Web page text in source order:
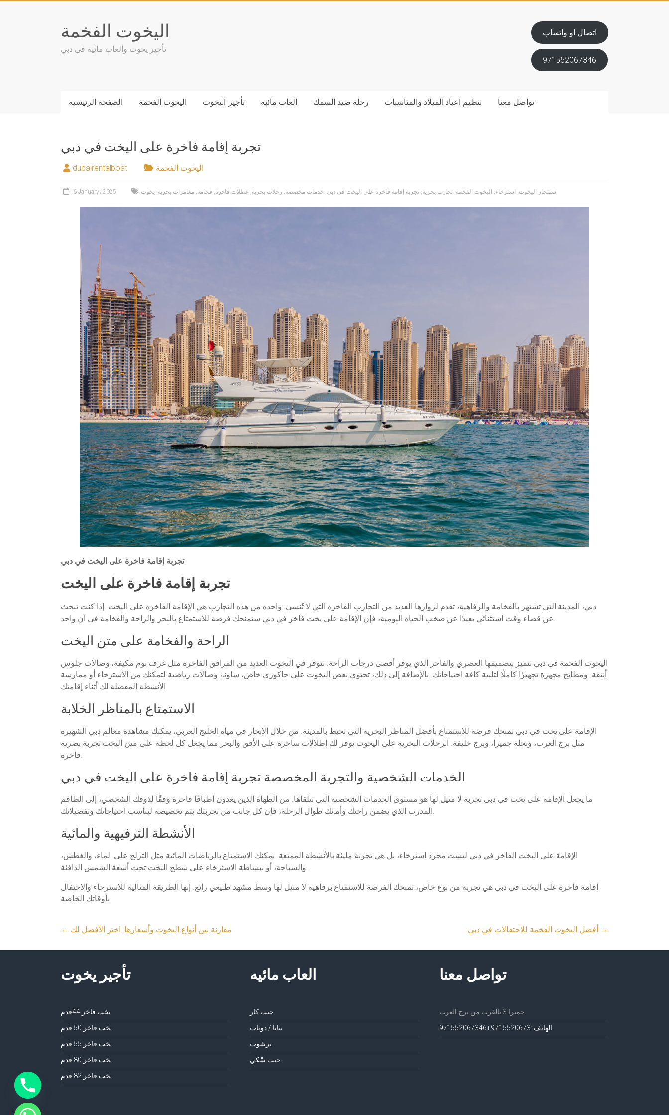
اليخوت الفخمة
تأجير يخوت وألعاب مائية في دبي
اتصال او واتساب
971552067346
الصفحه الرئيسيه اليخوت الفخمة تأجير-اليخوت العاب مائيه رحلة صيد السمك تنظيم اعياد الميلاد والمناسبات تواصل معنا
تجربة إقامة فاخرة على اليخت في دبي
dubairentalboat اليخوت الفخمة
6 January، 2025 استئجار اليخوت, استرخاء, اليخوت الفخمة, تجارب بحرية, تجربة إقامة فاخرة على اليخت في دبي, خدمات مخصصة, رحلات بحرية, عطلات فاخرة, فخامة, مغامرات بحرية, يخوت
تجربة إقامة فاخرة على اليخت في دبي
تجربة إقامة فاخرة على اليخت
دبي، المدينة التي تشتهر بالفخامة والرفاهية، تقدم لزوارها العديد من التجارب الفاخرة التي لا تُنسى. واحدة من هذه التجارب هي الإقامة الفاخرة على اليخت. إذا كنت تبحث
عن قضاء وقت استثنائي بعيدًا عن صخب الحياة اليومية، فإن الإقامة على يخت فاخر في دبي ستمنحك فرصة للاستمتاع بالبحر والراحة والفخامة في آن واحد.
الراحة والفخامة على متن اليخت
اليخوت الفخمة في دبي تتميز بتصميمها العصري والفاخر الذي يوفر أقصى درجات الراحة. تتوفر في اليخوت العديد من المرافق الفاخرة مثل غرف نوم مكيفة، وصالات جلوس
أنيقة. ومطابخ مجهزة تجهيزًا كاملًا لتلبية كافة احتياجاتك. بالإضافة إلى ذلك، تحتوي بعض اليخوت على جاكوزي خاص، ساونا، وصالات رياضية لتمكنك من الاسترخاء أو ممارسة
الأنشطة المفضلة لك أثناء إقامتك.
الاستمتاع بالمناظر الخلابة
الإقامة على يخت في دبي تمنحك فرصة للاستمتاع بأفضل المناظر البحرية التي تحيط بالمدينة. من خلال الإبحار في مياه الخليج العربي، يمكنك مشاهدة معالم دبي الشهيرة
مثل برج العرب، ونخلة جميرا، وبرج خليفة. الرحلات البحرية على اليخوت توفر لك إطلالات ساحرة على الأفق والبحر مما يجعل كل لحظة على متن اليخت تجربة بصرية
فاخرة.
الخدمات الشخصية والتجربة المخصصة تجربة إقامة فاخرة على اليخت في دبي
ما يجعل الإقامة على يخت في دبي تجربة لا مثيل لها هو مستوى الخدمات الشخصية التي تتلقاها. من الطهاة الذين يعدون أطباقًا فاخرة وفقًا لذوقك الشخصي، إلى الطاقم
المدرب الذي يضمن راحتك وأمانك طوال الرحلة، فإن كل جانب من تجربتك يتم تخصيصه ليناسب احتياجاتك وتفضيلاتك.
الأنشطة الترفيهية والمائية
الإقامة على اليخت الفاخر في دبي ليست مجرد استرخاء، بل هي تجربة مليئة بالأنشطة الممتعة. يمكنك الاستمتاع بالرياضات المائية مثل التزلج على الماء، والغطس،
والسباحة، أو ببساطة الاسترخاء على سطح اليخت تحت أشعة الشمس الدافئة.
إقامة فاخرة على اليخت في دبي هي تجربة من نوع خاص، تمنحك الفرصة للاستمتاع برفاهية لا مثيل لها وسط مشهد طبيعي رائع. إنها الطريقة المثالية للاسترخاء والاحتفال
بأوقاتك الخاصة.
← مقارنة بين أنواع اليخوت وأسعارها: اختر الأفضل لك →
تأجير يخوت
يخت فاخر 44قدم
يخت فاخر 50 قدم
يخت فاخر 55 قدم
يخت فاخر 80 قدم
يخت فاخر 82 قدم
العاب مائيه
جيت كار
بنانا / دونات
برشوت
جيت سْكي
تواصل معنا
جميرا 3 بالقرب من برج العرب
الهاتف: 971552067 3+971552067346